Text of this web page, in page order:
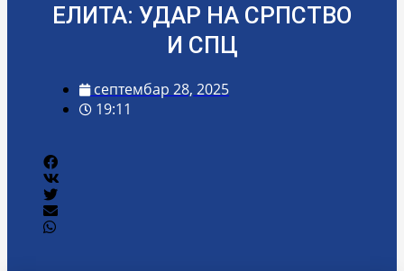
ЕЛИТА: УДАР НА СРПСТВО
И СПЦ
септембар 28, 2025
19:11